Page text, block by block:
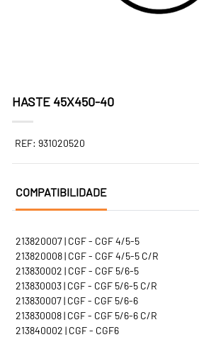
HASTE 45X450-40
REF: 931020520
COMPATIBILIDADE
213820007 | CGF - CGF 4/5-5
213820008 | CGF - CGF 4/5-5 C/R
213830002 | CGF - CGF 5/6-5
213830003 | CGF - CGF 5/6-5 C/R
213830007 | CGF - CGF 5/6-6
213830008 | CGF - CGF 5/6-6 C/R
213840002 | CGF - CGF6